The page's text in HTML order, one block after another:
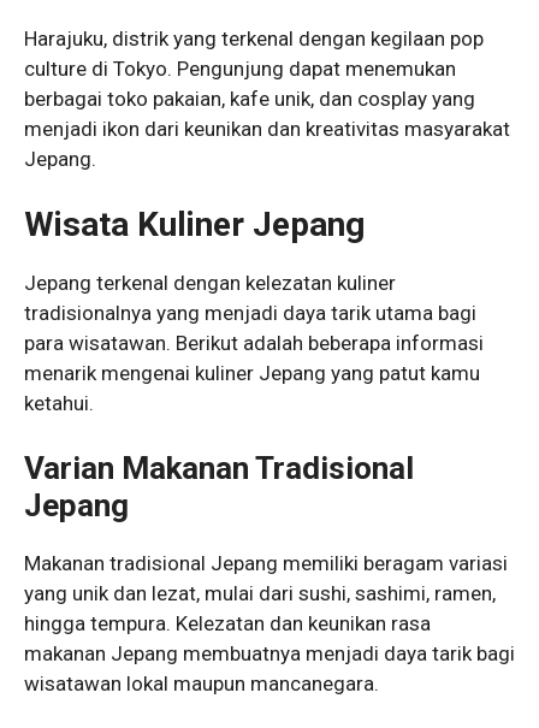
Harajuku, distrik yang terkenal dengan kegilaan pop
culture di Tokyo. Pengunjung dapat menemukan
berbagai toko pakaian, kafe unik, dan cosplay yang
menjadi ikon dari keunikan dan kreativitas masyarakat
Jepang.
Wisata Kuliner Jepang
Jepang terkenal dengan kelezatan kuliner
tradisionalnya yang menjadi daya tarik utama bagi
para wisatawan. Berikut adalah beberapa informasi
menarik mengenai kuliner Jepang yang patut kamu
ketahui.
Varian Makanan Tradisional
Jepang
Makanan tradisional Jepang memiliki beragam variasi
yang unik dan lezat, mulai dari sushi, sashimi, ramen,
hingga tempura. Kelezatan dan keunikan rasa
makanan Jepang membuatnya menjadi daya tarik bagi
wisatawan lokal maupun mancanegara.